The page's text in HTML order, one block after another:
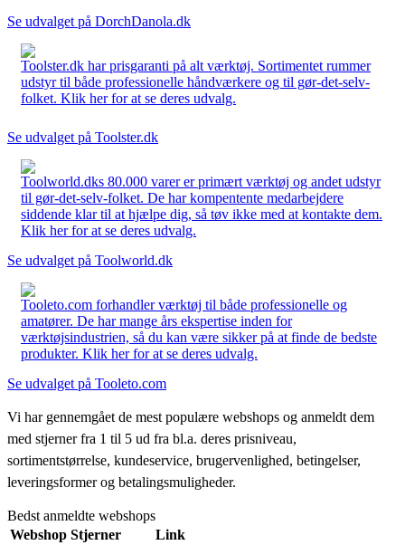
Se udvalget på DorchDanola.dk
Toolster.dk har prisgaranti på alt værktøj. Sortimentet rummer
udstyr til både professionelle håndværkere og til gør-det-selv-
folket. Klik her for at se deres udvalg.
Se udvalget på Toolster.dk
Toolworld.dks 80.000 varer er primært værktøj og andet udstyr
til gør-det-selv-folket. De har kompentente medarbejdere
siddende klar til at hjælpe dig, så tøv ikke med at kontakte dem.
Klik her for at se deres udvalg.
Se udvalget på Toolworld.dk
Tooleto.com forhandler værktøj til både professionelle og
amatører. De har mange års ekspertise inden for
værktøjsindustrien, så du kan være sikker på at finde de bedste
produkter. Klik her for at se deres udvalg.
Se udvalget på Tooleto.com
Vi har gennemgået de mest populære webshops og anmeldt dem
med stjerner fra 1 til 5 ud fra bl.a. deres prisniveau,
sortimentstørrelse, kundeservice, brugervenlighed, betingelser,
leveringsformer og betalingsmuligheder.
Bedst anmeldte webshops
Webshop Stjerner
Link